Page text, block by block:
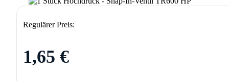
Regulärer Preis:
1,65 €